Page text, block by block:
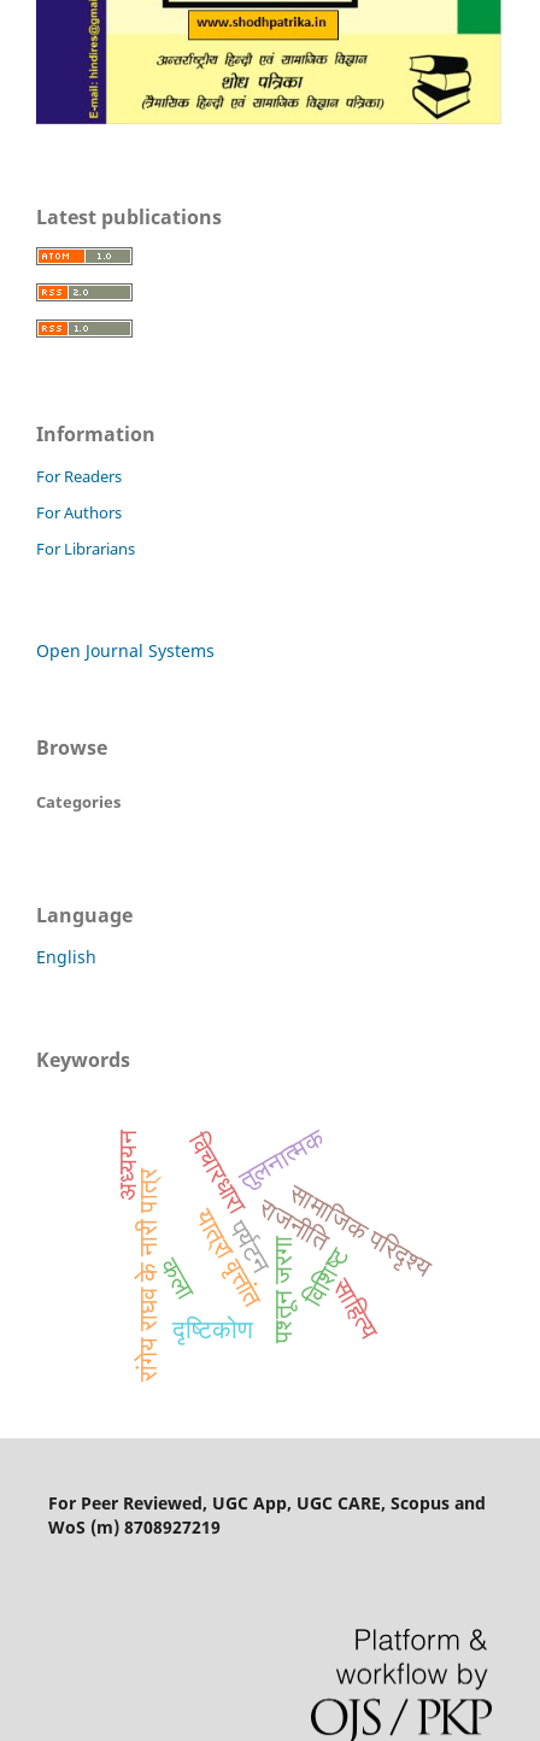
Latest publications
Information
For Readers
For Authors
For Librarians
Open Journal Systems
Browse
Categories
Language
English
Keywords
पश्तून जरगा
राजनीति
साहित्य
पर्यटन
कलायात्रा वृत्तांत
रांगेय राघव के नारी पात्र सामाजिक परिदृश्य
अध्ययन
दृष्टिकोण
विशिष्ट
विचारधारातुलनात्मक
For Peer Reviewed, UGC App, UGC CARE, Scopus and
WoS (m) 8708927219